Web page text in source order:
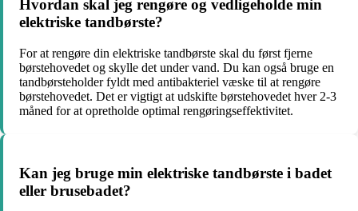
Hvordan skal jeg rengøre og vedligeholde min
elektriske tandbørste?
For at rengøre din elektriske tandbørste skal du først fjerne
børstehovedet og skylle det under vand. Du kan også bruge en
tandbørsteholder fyldt med antibakteriel væske til at rengøre
børstehovedet. Det er vigtigt at udskifte børstehovedet hver 2-3
måned for at opretholde optimal rengøringseffektivitet.
Kan jeg bruge min elektriske tandbørste i badet
eller brusebadet?